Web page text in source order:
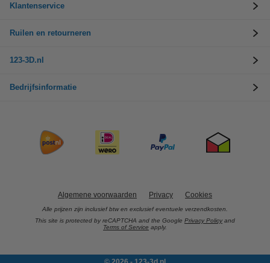
Klantenservice
Ruilen en retourneren
123-3D.nl
Bedrijfsinformatie
Algemene voorwaarden Privacy Cookies
Alle prijzen zijn inclusief btw en exclusief eventuele verzendkosten.
This site is protected by reCAPTCHA and the Google Privacy Policy and
Terms of Service apply.